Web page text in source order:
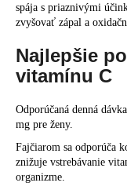
spája s priaznivými
zvyšovať zápal a
Najlepšie
vitamínu C
Odporúčaná denná
mg pre ženy.
Fajčiarom sa odporúča
znižuje vstrebávanie
organizme.